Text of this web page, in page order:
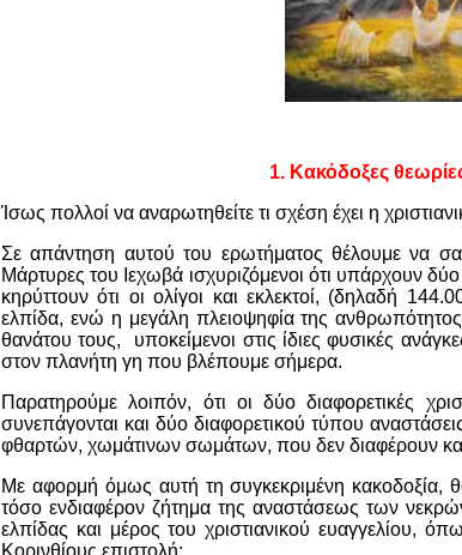
1.Κακόδοξες
Ίσως πολλοί να αναρωτηθείτε τι σχέση έχει η
Σε απάντηση αυτού του ερωτήματος θέλουμε να
Μάρτυρες του Ιεχωβά ισχυριζόμενοι ότι υπάρχουν δύο
κηρύττουν ότι οι ολίγοι και εκλεκτοί, (δηλαδή
ελπίδα, ενώ η μεγάλη πλειοψηφία της
θανάτου τους, υποκείμενοι στις ίδιες φυσικές
στον πλανήτη γη που βλέπουμε σήμερα.
Παρατηρούμε λοιπόν, ότι οι δύο διαφορετικές
συνεπάγονται και δύο διαφορετικού τύπου
φθαρτών, χωμάτινων σωμάτων, που δεν διαφέρουν
Με αφορμή όμως αυτή τη συγκεκριμένη κακοδοξία,
τόσο ενδιαφέρον ζήτημα της αναστάσεως των
ελπίδας και μέρος του χριστιανικού ευαγγελίου,
Κορινθίους επιστολή: